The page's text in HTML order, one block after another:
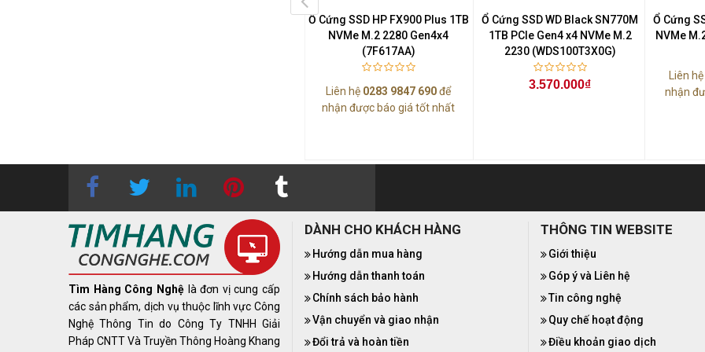
Ổ Cứng SSD HP FX900 Plus 1TB
NVMe M.2 2280 Gen4x4
(7F617AA)
Liên hệ 0283 9847 690để
nhận được báo giá tốt nhất
Ổ Cứng SSD WD Black SN770M
1TB PCIe Gen4 x4 NVMe M.2
2230 (WDS100T3X0G)
3.570.000₫
Ổ Cứng
NVMe
Liên
nhận
Tìm Hàng Công Nghệ là đơn vị cung cấp
các sản phẩm, dịch vụ thuộc lĩnh vực Công
Nghệ Thông Tin do Công Ty TNHH Giải
Pháp CNTT Và Truyền Thông Hoàng Khang
DÀNH CHO KHÁCH HÀNG
Hướng dẫn mua hàng
Hướng dẫn thanh toán
Chính sách bảo hành
Vận chuyển và giao nhận
Đổi trả và hoàn tiền
THÔNG TIN WEBSITE
Giới thiệu
Góp ý và Liên hệ
Tin công nghệ
Quy chế hoạt động
Điều khoản giao dịch